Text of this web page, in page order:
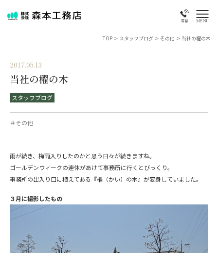
電話 MENU
TOP > スタッフブログ > その他 > 当社の櫂の木
2017.05.13
当社の櫂の木
スタッフブログ
＃その他
雨が続き、梅雨入りしたのかと思う日々が続きますね。
ゴールデンウィークの連休があけて事務所に行くとびっくり。
事務所の出入り口に植えてある『櫂（かい）の木』が変身していました。
３月に撮影したもの